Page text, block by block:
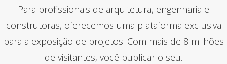
Para profissionais de arquitetura, engenharia e
construtoras, oferecemos uma plataforma exclusiva
para a exposição de projetos. Com mais de 8 milhões
de visitantes, você publicar o seu.